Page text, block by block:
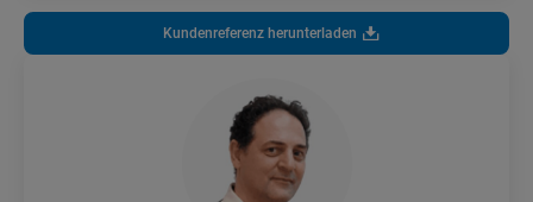
Kundenreferenz herunterladen